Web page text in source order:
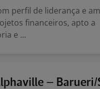
perfil de liderança e
financeiros, apto a
e ...
– Barueri/